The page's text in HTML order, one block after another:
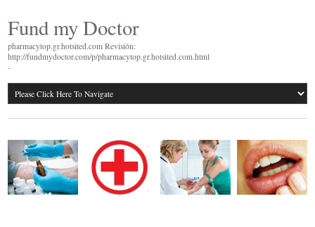
Fund my Doctor
pharmacytop.gr.hotsited.com Revisión:
http://fundmydoctor.com/p/pharmacytop.gr.hotsited.com.html
-